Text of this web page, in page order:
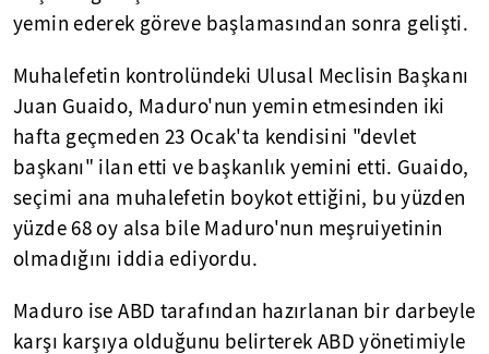
yemin ederek göreve başlamasından sonra gelişti.
Muhalefetin kontrolündeki Ulusal Meclisin Başkanı
Juan Guaido, Maduro'nun yemin etmesinden iki
hafta geçmeden 23 Ocak'ta kendisini "devlet
başkanı" ilan etti ve başkanlık yemini etti. Guaido,
seçimi ana muhalefetin boykot ettiğini, bu yüzden
yüzde 68 oy alsa bile Maduro'nun meşruiyetinin
olmadığını iddia ediyordu.
Maduro ise ABD tarafından hazırlanan bir darbeyle
karşı karşıya olduğunu belirterek ABD yönetimiyle